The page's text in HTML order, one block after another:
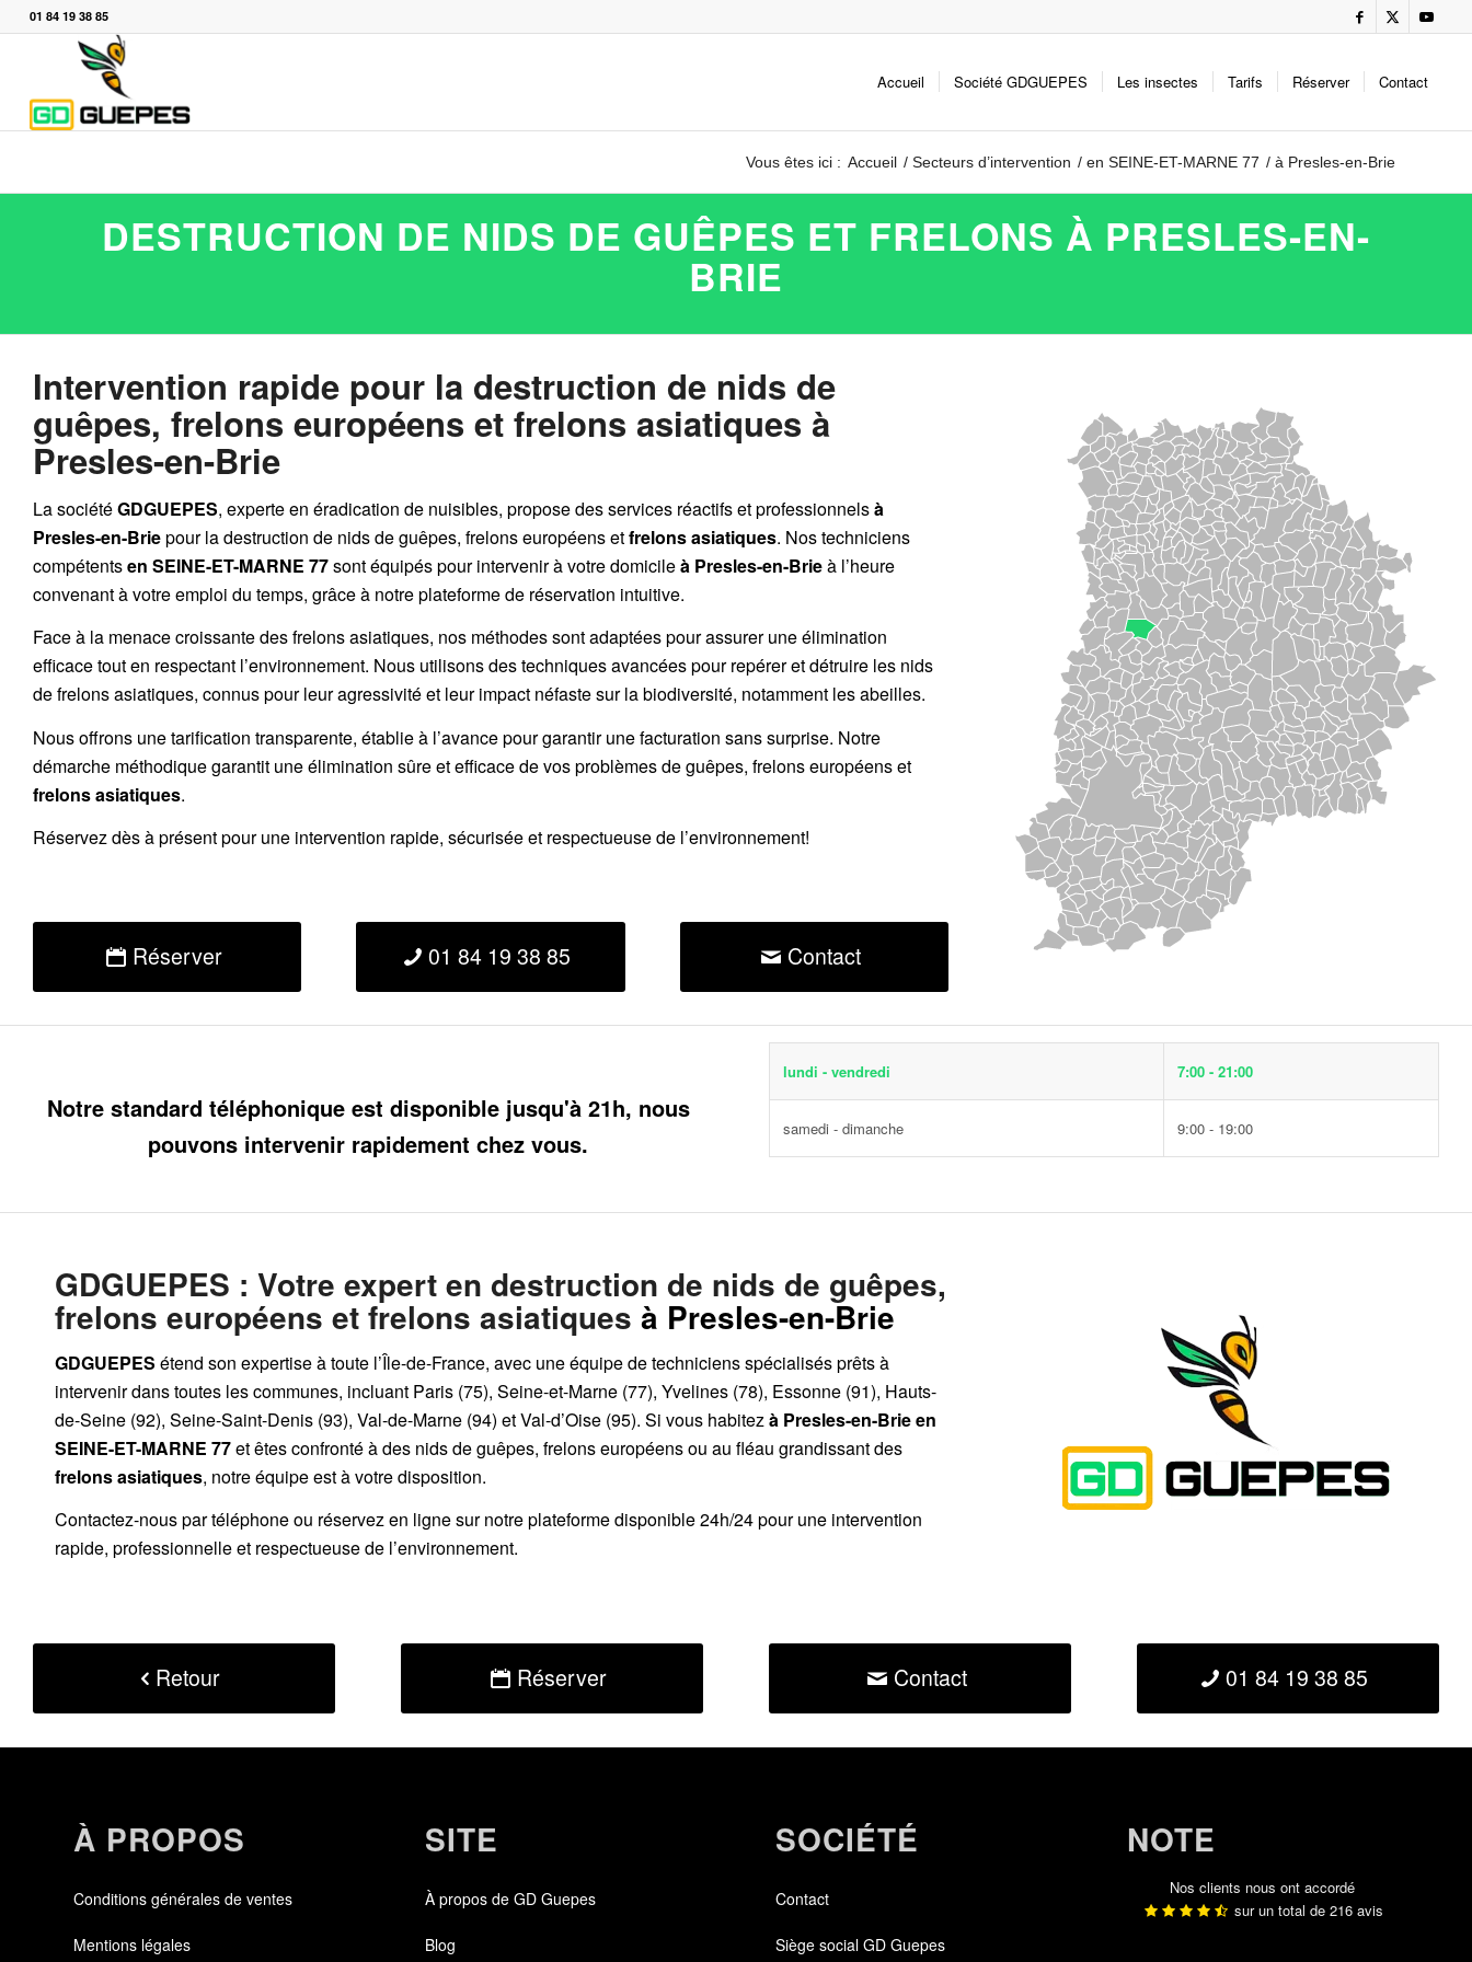
01 84 19 38 85
Accueil Société GDGUEPES Les insectes Tarifs Réserver Contact
Vous êtes ici : Accueil / Secteurs d’intervention / en SEINE-ET-MARNE 77 / à Presles-en-Brie
DESTRUCTION DE NIDS DE GUÊPES ET FRELONS À PRESLES-EN-
BRIE
Intervention rapide pour la destruction de nids de
guêpes, frelons européens et frelons asiatiques à
Presles-en-Brie
La sociétéGDGUEPES, experte en éradication de nuisibles, propose des services réactifs et professionnelsà
Presles-en-Briepour la destruction de nids de guêpes, frelons européensetfrelons asiatiques. Nos techniciens
compétentsen SEINE-ET-MARNE 77sont équipés pour intervenir à votre domicileà Presles-en-Brieà l’heure
convenant à votre emploi du temps, grâce à notre plateforme de réservation intuitive.
Face à la menace croissante des frelons asiatiques, nos méthodes sont adaptées pour assurer une élimination
efficace tout en respectant l’environnement. Nous utilisons des techniques avancées pour repérer et détruire les nids
defrelons asiatiques, connus pour leur agressivité et leur impact néfaste sur la biodiversité, notamment les abeilles.
Nous offrons unetarification transparente, établie à l’avance pour garantir une facturation sans surprise. Notre
démarche méthodique garantit une élimination sûre et efficace de vos problèmes de guêpes, frelons européens et
frelons asiatiques.
Réservezdès à présent pour une intervention rapide, sécurisée et respectueuse de l’environnement!
Réserver 01 84 19 38 85 Contact
Notre standard téléphonique est disponible jusqu'à 21h, nous
pouvons intervenir rapidement chez vous.
lundi - vendredi 7:00 - 21:00
samedi - dimanche 9:00 - 19:00
GDGUEPES : Votre expert en destruction de nids de guêpes,
frelons européens et frelons asiatiques à Presles-en-Brie
GDGUEPES étend son expertise à toute l’Île-de-France, avec une équipe de techniciens spécialisés prêts à
intervenir dans toutes les communes, incluant Paris (75), Seine-et-Marne (77), Yvelines (78), Essonne (91), Hauts-
de-Seine (92), Seine-Saint-Denis (93), Val-de-Marne (94) et Val-d’Oise (95). Si vous habitez à Presles-en-Brieen
SEINE-ET-MARNE 77et êtes confronté à des nids de guêpes, frelons européens ou au fléau grandissant des
frelons asiatiques, notre équipe est à votre disposition.
Contactez-nous partéléphoneou réservez en ligne sur notre plateforme disponible 24h/24pour une intervention
rapide, professionnelle et respectueuse de l’environnement.
Retour Réserver Contact 01 84 19 38 85
À PROPOS
Conditions générales de ventes
Mentions légales
SITE
À propos de GD Guepes
Blog
SOCIÉTÉ
Contact
Siège social GD Guepes
NOTE
Nos clients nous ont accordé
sur un total de 216avis